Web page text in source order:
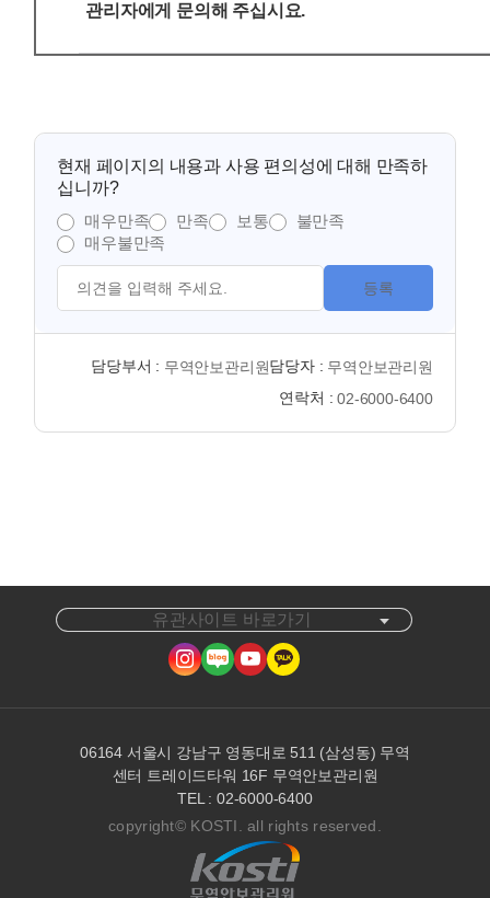
관리자에게 문의해 주십시요.
현재 페이지의 내용과 사용 편의성에 대해 만족하
십니까?
매우만족
만족 보통
불만족
매우불만족
등록
담당부서 : 무역안보관리원담당자 : 무역안보관리원
연락처 :02-6000-6400
유관사이트 바로가기
06164 서울시 강남구 영동대로 511 (삼성동) 무역
센터 트레이드타워 16F 무역안보관리원
TEL : 02-6000-6400
copyright© KOSTI. all rights reserved.